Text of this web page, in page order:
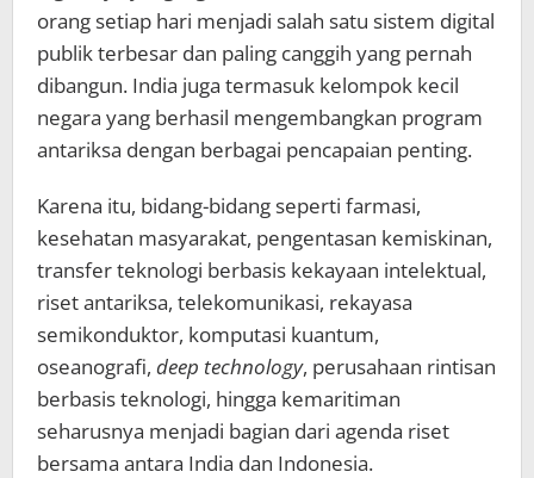
orang setiap hari menjadi salah satu sistem digital
publik terbesar dan paling canggih yang pernah
dibangun. India juga termasuk kelompok kecil
negara yang berhasil mengembangkan program
antariksa dengan berbagai pencapaian penting.
Karena itu, bidang-bidang seperti farmasi,
kesehatan masyarakat, pengentasan kemiskinan,
transfer teknologi berbasis kekayaan intelektual,
riset antariksa, telekomunikasi, rekayasa
semikonduktor, komputasi kuantum,
oseanografi, deep technology, perusahaan rintisan
berbasis teknologi, hingga kemaritiman
seharusnya menjadi bagian dari agenda riset
bersama antara India dan Indonesia.